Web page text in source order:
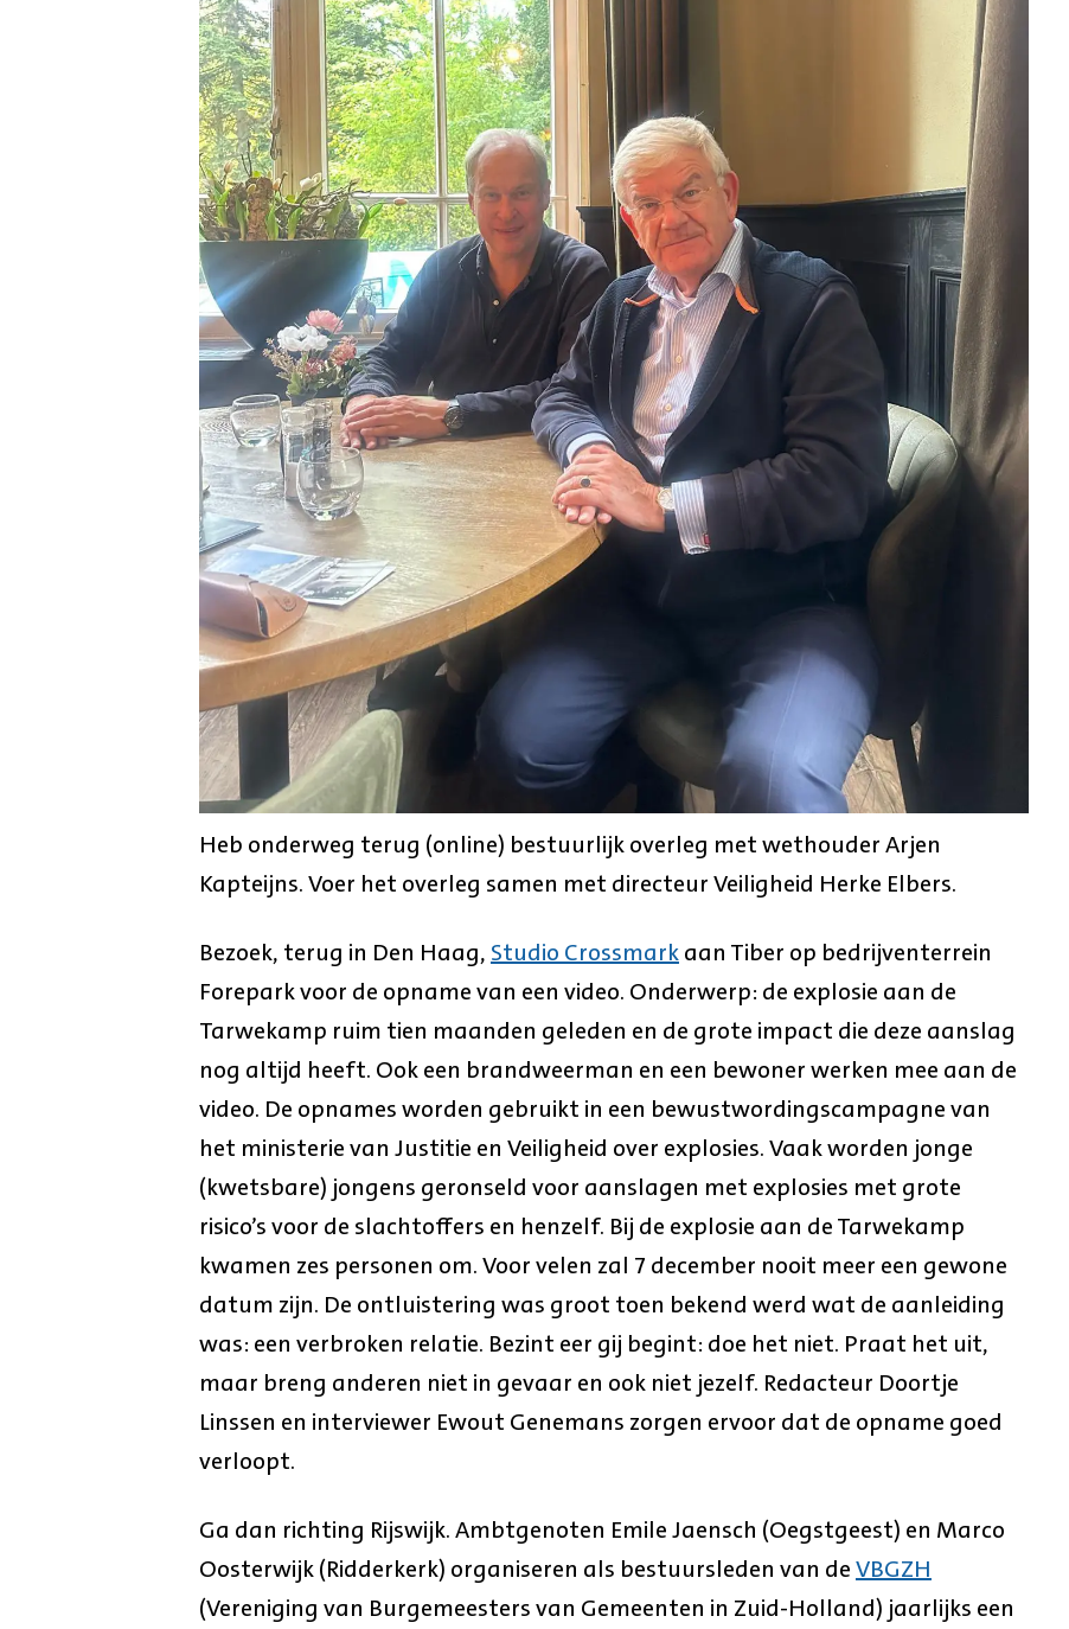
Heb onderweg terug (online) bestuurlijk overleg met wethouder Arjen
Kapteijns. Voer het overleg samen met directeur Veiligheid Herke Elbers.
Bezoek, terug in Den Haag, Studio Crossmarkaan Tiber op bedrijventerrein
Forepark voor de opname van een video. Onderwerp: de explosie aan de
Tarwekamp ruim tien maanden geleden en de grote impact die deze aanslag
nog altijd heeft. Ook een brandweerman en een bewoner werken mee aan de
video. De opnames worden gebruikt in een bewustwordingscampagne van
het ministerie van Justitie en Veiligheid over explosies. Vaak worden jonge
(kwetsbare) jongens geronseld voor aanslagen met explosies met grote
risico’s voor de slachtoffers en henzelf. Bij de explosie aan de Tarwekamp
kwamen zes personen om. Voor velen zal 7 december nooit meer een gewone
datum zijn. De ontluistering was groot toen bekend werd wat de aanleiding
was: een verbroken relatie. Bezint eer gij begint: doe het niet. Praat het uit,
maar breng anderen niet in gevaar en ook niet jezelf. Redacteur Doortje
Linssen en interviewer Ewout Genemans zorgen ervoor dat de opname goed
verloopt.
Ga dan richting Rijswijk. Ambtgenoten Emile Jaensch (Oegstgeest) en Marco
Oosterwijk (Ridderkerk) organiseren als bestuursleden van deVBGZH
(Vereniging van Burgemeesters van Gemeenten in Zuid-Holland) jaarlijks een